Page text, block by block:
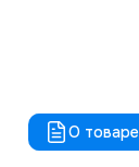
О товаре